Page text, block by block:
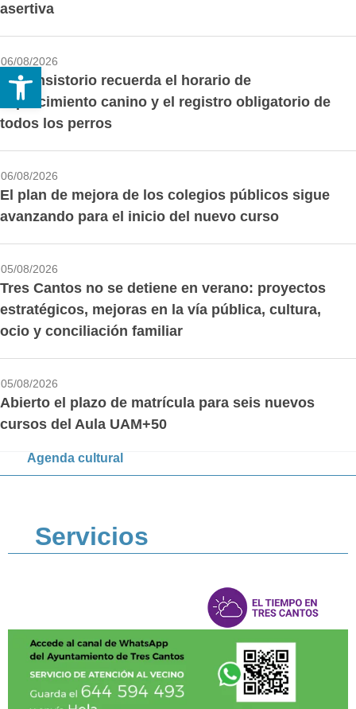
asertiva
06/08/2026
El Consistorio recuerda el horario de
esparcimiento canino y el registro obligatorio de
todos los perros
06/08/2026
El plan de mejora de los colegios públicos sigue
avanzando para el inicio del nuevo curso
05/08/2026
Tres Cantos no se detiene en verano: proyectos
estratégicos, mejoras en la vía pública, cultura,
ocio y conciliación familiar
05/08/2026
Abierto el plazo de matrícula para seis nuevos
cursos del Aula UAM+50
Agenda cultural
Servicios
Abrir barra de herramientas